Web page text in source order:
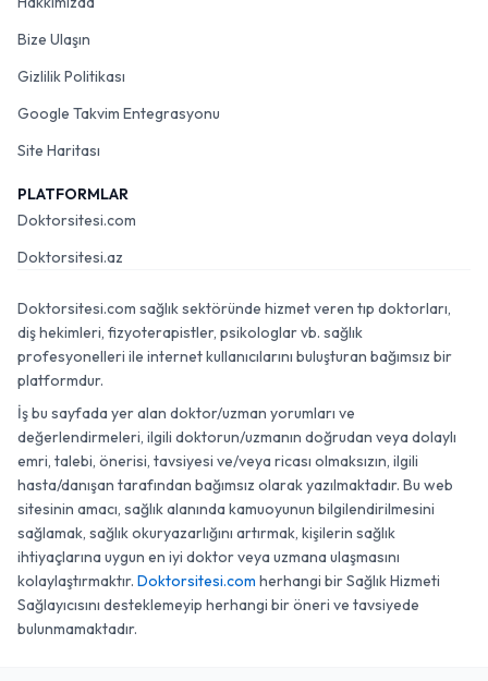
Bize Ulaşın
Gizlilik Politikası
Google Takvim Entegrasyonu
Site Haritası
PLATFORMLAR
Doktorsitesi.com
Doktorsitesi.az
Doktorsitesi.com sağlık sektöründe hizmet veren tıp doktorları,
diş hekimleri, fizyoterapistler, psikologlar vb. sağlık
profesyonelleri ile internet kullanıcılarını buluşturan bağımsız bir
platformdur.
İş bu sayfada yer alan doktor/uzman yorumları ve
değerlendirmeleri, ilgili doktorun/uzmanın doğrudan veya dolaylı
emri, talebi, önerisi, tavsiyesi ve/veya ricası olmaksızın, ilgili
hasta/danışan tarafından bağımsız olarak yazılmaktadır. Bu web
sitesinin amacı, sağlık alanında kamuoyunun bilgilendirilmesini
sağlamak, sağlık okuryazarlığını artırmak, kişilerin sağlık
ihtiyaçlarına uygun en iyi doktor veya uzmana ulaşmasını
kolaylaştırmaktır. Doktorsitesi.com herhangi bir Sağlık Hizmeti
Sağlayıcısını desteklemeyip herhangi bir öneri ve tavsiyede
bulunmamaktadır.